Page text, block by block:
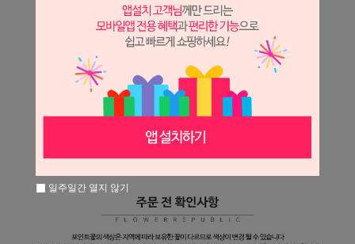
일주일간 열지 않기